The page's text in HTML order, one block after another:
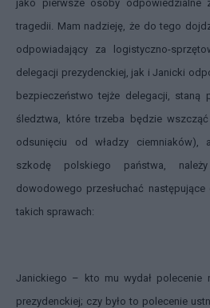
jako pierwsze osoby
tragedii. Mam nadzieję, że do tego
odpowiadający za logistyczno-
delegacji prezydenckiej, jak i Janicki
bezpieczeństwo tejże delegacji, staną
śledztwa, które trzeba będzie
odsunięciu od władzy ciemniaków),
szkodę polskiego państwa,
dowodowego przesłuchać
takich sprawach:
Janickiego – kto mu wydał polecenie
prezydenckiej; czy było to polecenie